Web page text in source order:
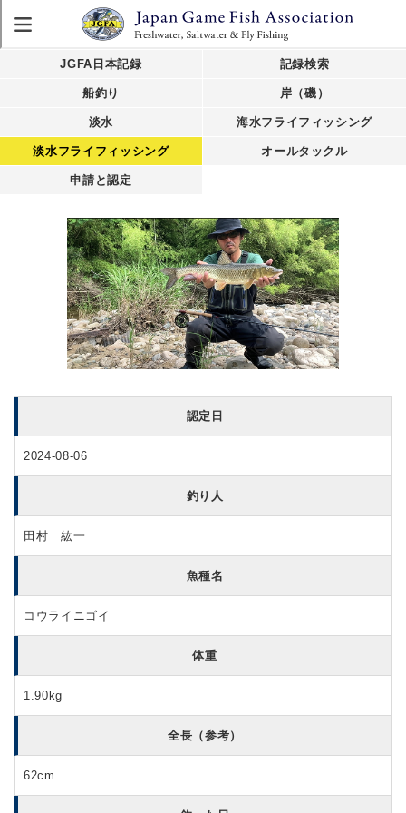
JGFA日本記録 記録検索
船釣り 岸（磯）
淡水 海水フライフィッシング
淡水フライフィッシング オールタックル
申請と認定
認定日
2024-08-06
釣り人
田村 紘一
魚種名
コウライニゴイ
体重
1.90kg
全長（参考）
62cm